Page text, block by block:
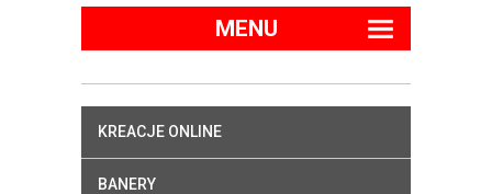
MENU
KREACJE ONLINE
BANERY